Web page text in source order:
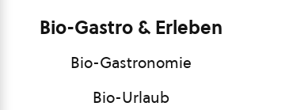
Bio-Gastro & Erleben
Bio-Gastronomie
Bio-Urlaub